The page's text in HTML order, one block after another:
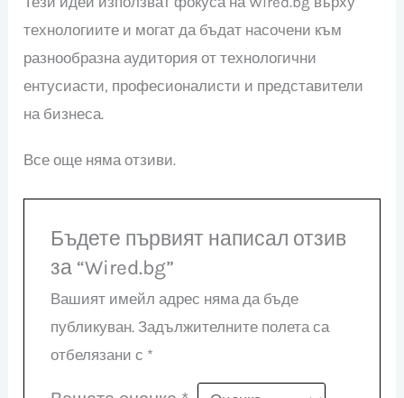
технологиите и могат да бъдат насочени към
разнообразна аудитория от технологични
ентусиасти, професионалисти и представители
на бизнеса.
Все още няма отзиви.
Бъдете първият написал отзив
за “Wired.bg”
Вашият имейл адрес няма да бъде
публикуван. Задължителните полета са
отбелязани с *